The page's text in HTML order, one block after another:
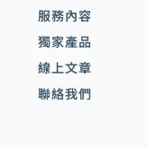
服務內容
獨家產品
線上文章
聯絡我們